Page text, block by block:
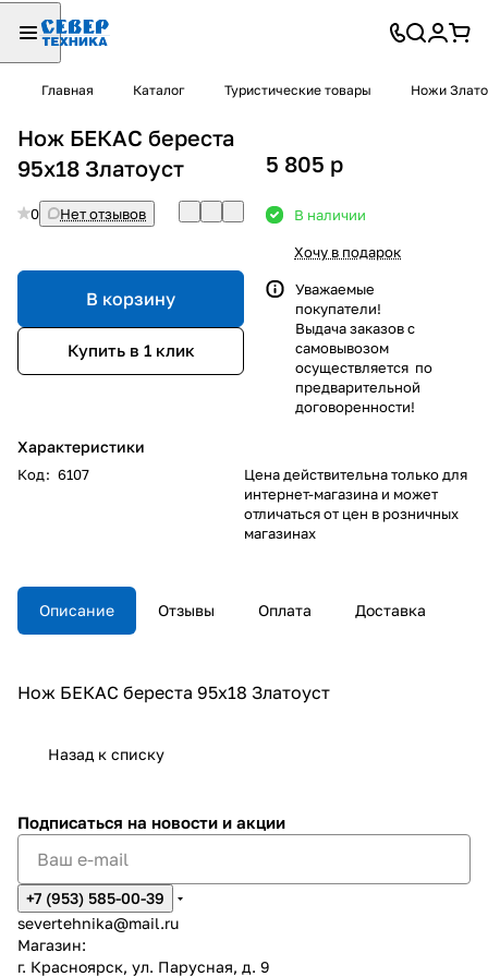
Главная Каталог Туристические товары Ножи
Нож БЕКАС береста
95х18 Златоуст
0 Нет отзывов
В корзину
Купить в 1 клик
Характеристики
Код: 6107
5 805 p
В наличии
Хочу в подарок
Уважаемые
покупатели!
Выдача заказов с
самовывозом
осуществляется по
предварительной
договоренности!
Цена действительна только для
интернет-магазина и может
отличаться от цен в розничных
магазинах
Описание Отзывы Оплата Доставка
Нож БЕКАС береста 95х18 Златоуст
Назад к списку
Подписаться на новости и акции
+7 (953) 585-00-39
severtehnika@mail.ru
Магазин:
г. Красноярск, ул. Парусная, д. 9